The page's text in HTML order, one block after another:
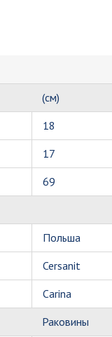
(см)
18
17
69
Польша
Cersanit
Carina
Раковины